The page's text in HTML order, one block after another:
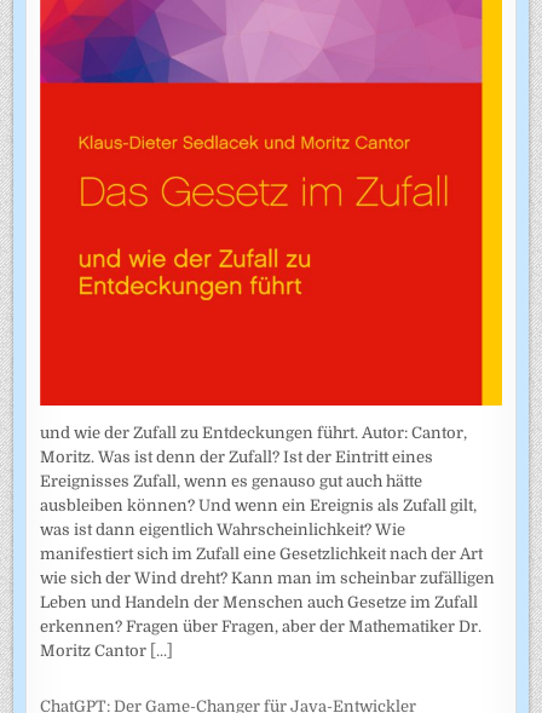
und wie der Zufall zu Entdeckungen führt. Autor: Cantor,
Moritz. Was ist denn der Zufall? Ist der Eintritt eines
Ereignisses Zufall, wenn es genauso gut auch hätte
ausbleiben können? Und wenn ein Ereignis als Zufall gilt,
was ist dann eigentlich Wahrscheinlichkeit? Wie
manifestiert sich im Zufall eine Gesetzlichkeit nach der Art
wie sich der Wind dreht? Kann man im scheinbar zufälligen
Leben und Handeln der Menschen auch Gesetze im Zufall
erkennen? Fragen über Fragen, aber der Mathematiker Dr.
Moritz Cantor [...]
ChatGPT: Der Game-Changer für Java-Entwickler